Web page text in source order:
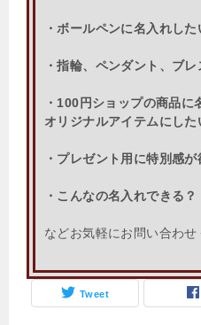
・ボールペンに名入れした
・指輪、ペンダント、ブ
・100円ショップの商品
オリジナルアイテムにした
・プレゼント用に特別感が
・こんなの名入れできる？
などお気軽にお問い合わせ
Tweet